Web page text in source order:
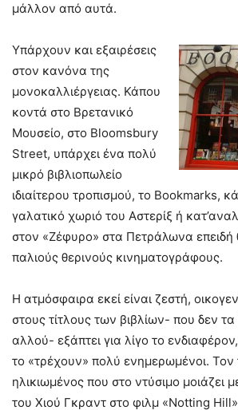
μάλλον από αυτά.
Υπάρχουν και εξαιρέσεις
στον κανόνα της
μονοκαλλιέργειας. Κάπου
κοντά στο Βρετανικό
Μουσείο, στο Bloomsbury
Street, υπάρχει ένα πολύ
μικρό βιβλιοπωλείο
ιδιαίτερου τροπισμού, το Bookmarks,
γαλατικό χωριό του Αστερίξ ή
στον «Ζέφυρο» στα Πετράλωνα επειδή
παλιούς θερινούς κινηματογράφους.
Η ατμόσφαιρα εκεί είναι ζεστή,
στους τίτλους των βιβλίων- που δεν τα
αλλού- εξάπτει για λίγο το
το «τρέχουν» πολύ ενημερωμένοι. Τον
ηλικιωμένος που στο ντύσιμο μοιάζει
του Χιού Γκραντ στο φιλμ «Notting